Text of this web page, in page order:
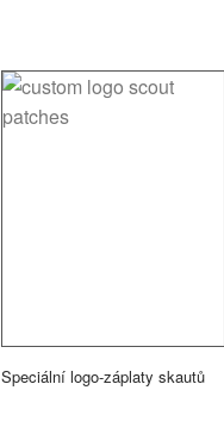
Speciální logo-záplaty skautů